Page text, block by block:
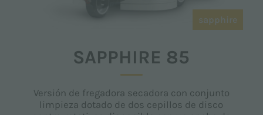
sapphire
SAPPHIRE 85
Versión de fregadora secadora con conjunto
limpieza dotado de dos cepillos de disco